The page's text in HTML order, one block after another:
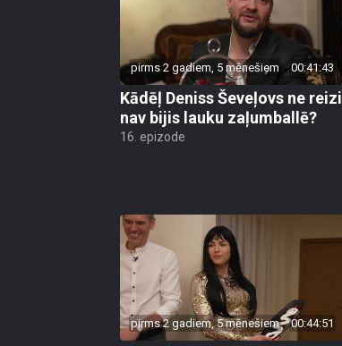
pirms 2 gadiem, 5 mēnešiem 00:41:43
Kādēļ Deniss Ševeļovs ne reizi
nav bijis lauku zaļumballē?
16. epizode
pirms 2 gadiem, 5 mēnešiem 00:44:51